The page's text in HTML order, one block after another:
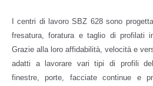
I centri di lavoro SBZ 628 sono
fresatura, foratura e taglio di profilati
Grazie alla loro affidabilità, velocità e
adatti a lavorare vari tipi di profili
finestre, porte, facciate continue e